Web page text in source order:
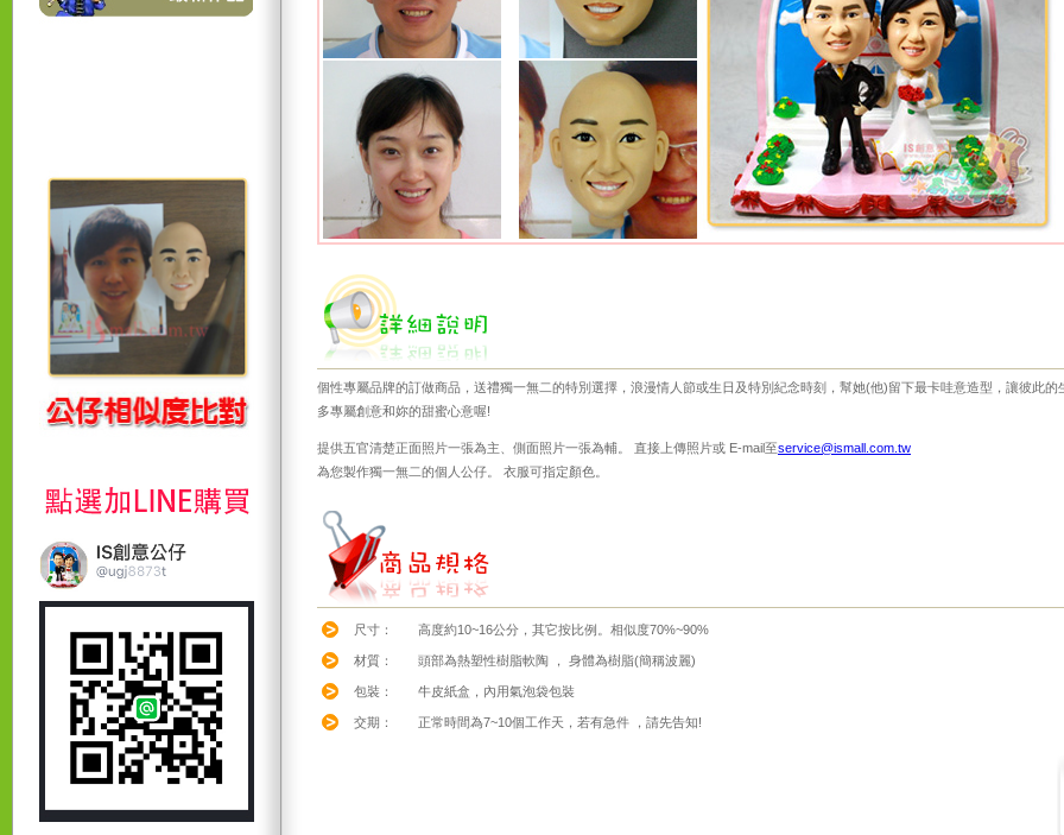
個性專屬品牌的訂做商品，送禮獨一無二的特別選擇，浪漫情人節或生日及特別紀念時刻，幫她(他)留下最卡哇意造型，讓彼此的
多專屬創意和妳的甜蜜心意喔!
提供五官清楚正面照片一張為主、側面照片一張為輔。 直接上傳照片或 E-mail至service@ismall.com.tw
為您製作獨一無二的個人公仔。 衣服可指定顏色。
尺寸： 高度約10~16公分，其它按比例。相似度70%~90%
材質： 頭部為熱塑性樹脂軟陶 ， 身體為樹脂(簡稱波麗)
包裝： 牛皮紙盒，內用氣泡袋包裝
交期： 正常時間為7~10個工作天，若有急件 ，請先告知!